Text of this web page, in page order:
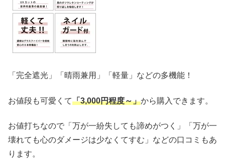
「完全遮光」「晴雨兼用」「軽量」などの多機能！
お値段も可愛くて「3,000円程度～」から購入できます。
お値打ちなので「万が一紛失しても諦めがつく」「万が一
壊れても心のダメージは少なくてすむ」などの口コミもあ
ります。